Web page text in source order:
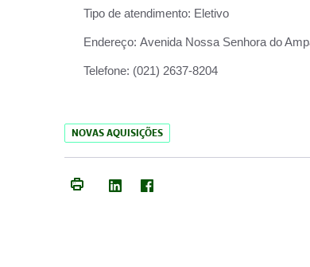
Tipo de atendimento: Eletivo
Endereço: Avenida Nossa Senhora do
Telefone: (021) 2637-8204
NOVAS AQUISIÇÕES